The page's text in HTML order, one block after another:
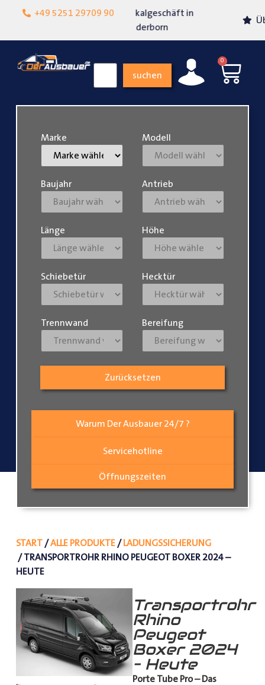
+49 5251 29709 90
Lokalgeschäft in
Über 15 Jahre Erfahrung
suchen
0
Warum Der Ausbauer 24/7 ?
Servicehotline
Öffnungszeiten
Marke Modell
Baujahr Antrieb
Länge Höhe
Schiebetür Hecktür
Trennwand Bereifung
Zurücksetzen
START/ALLE PRODUKTE/LADUNGSSICHERUNG
/ TRANSPORTROHR RHINO PEUGEOT BOXER 2024 –
HEUTE
Transportrohr
Rhino
Peugeot
Boxer 2024
– Heute
Porte Tube Pro – Das